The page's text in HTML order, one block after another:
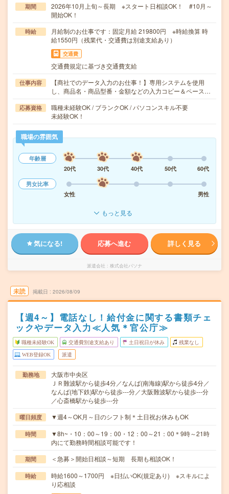
期間
2026年10月上旬～長期 ※スタート日相談OK！ #10月～
開始OK！
時給
月給制のお仕事です：固定月給 219800円 ※時給換算 時
給1550円（残業代・交通費は別途支給あり）
交通費
交通費規定に基づき交通費支給
仕事内容
【商社でのデータ入力のお仕事！】専用システムを使用
し、商品名・商品型番・金額などの入力コピー＆ペース…
応募資格
職種未経験OK / ブランクOK / パソコンスキル不要
未経験OK！
職場の雰囲気
年齢層
20代
30代 40代 50代
60代
男女比率
女性
男性
もっと見る
気になる! 応募へ進む 詳しく見る
派遣会社 株式会社パソナ
未読 掲載日 2026/08/09
【週4～】電話なし！給付金に関する書類チェ
ックやデータ入力≪人気＊官公庁≫
職種未経験OK 交通費別途支給あり 土日祝日が休み 残業なし
WEB登録OK 派遣
勤務地
大阪市中央区
ＪＲ難波駅から徒歩4分／なんば(南海線)駅から徒歩4分／
なんば(地下鉄)駅から徒歩---分／大阪難波駅から徒歩---分
／心斎橋駅から徒歩---分
曜日頻度 ▼週4～OK月～日のシフト制＊土日祝お休みもOK
時間
▼8h~・10：00～19：00・12：00～21：00＊9時～21時
内にて勤務時間相談可能です！
期間 ＜急募＞開始日相談～短期 長期も相談OK！
時給
時給1600～1700円 ※日払いOK(規定あり) ※スキルによ
り応相談